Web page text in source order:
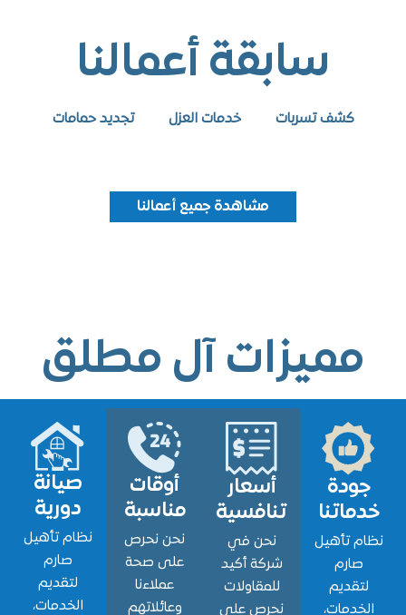
سابقة أعمالنا
كشف تسربات خدمات العزل تجديد حمامات
مشاهدة جميع أعمالنا
آل مطلق
تأهيل
أسعار
تنافسية
نحن في
شركة أكيد
للمقاولات
نحرص على
أوقات
مناسبة
نحن نحرص
على صحة
وعائلاتهم
صيانة
دورية
نظام تأهيل
الخدمات،